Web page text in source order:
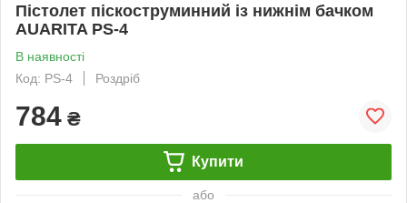
Пістолет піскоструминний із нижнім бачком
AUARITA PS-4
В наявності
Код: PS-4
Роздріб
784 ₴
Купити
або